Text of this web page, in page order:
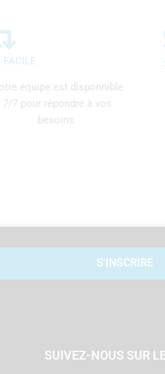
FACILE
équipe est disponnible
7/7 pour répondre à vos
besoins.
S'INSCRIRE
SUIVEZ-NOUS SUR